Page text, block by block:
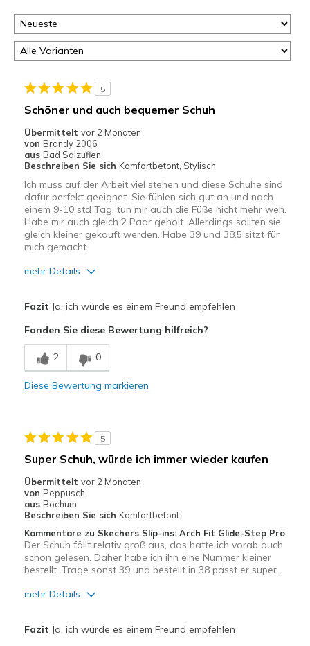
5
Schöner und auch bequemer Schuh
Übermittelt vor 2 Monaten
von Brandy 2006
aus Bad Salzuflen
Beschreiben Sie sich Komfortbetont, Stylisch
Ich muss auf der Arbeit viel stehen und diese Schuhe sind
dafür perfekt geeignet. Sie fühlen sich gut an und nach
einem 9-10 std Tag, tun mir auch die Füße nicht mehr weh.
Habe mir auch gleich 2 Paar geholt. Allerdings sollten sie
gleich kleiner gekauft werden. Habe 39 und 38,5 sitzt für
mich gemacht
mehr Details
Bequem
Hübsch
Geeignete Verwendung
Freizeitkleidung
Breite
Passen genau
Größe
Passt genau
Meine Meinung zu Schuhen
Ich liebe Schuhe
Fazit Ja, ich würde es einem Freund empfehlen
Fanden Sie diese Bewertung hilfreich?
2 0
Diese Bewertung markieren
5
Super Schuh, würde ich immer wieder kaufen
Übermittelt vor 2 Monaten
von Peppusch
aus Bochum
Beschreiben Sie sich Komfortbetont
Kommentare zu Skechers Slip-ins: Arch Fit Glide-Step Pro
Der Schuh fällt relativ groß aus, das hatte ich vorab auch
schon gelesen. Daher habe ich ihn eine Nummer kleiner
bestellt. Trage sonst 39 und bestellt in 38 passt er super.
mehr Details
Fazit Ja, ich würde es einem Freund empfehlen